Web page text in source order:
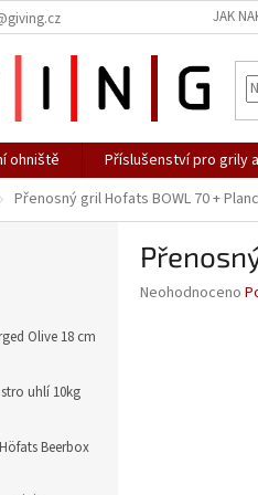
JAK
ohniště Příslušenství pro grily
Přenosný gril Hofats BOWL 70 +
Olive 18 cm
uhlí 10kg
Beerbox
Průměrné
Neohodnoceno